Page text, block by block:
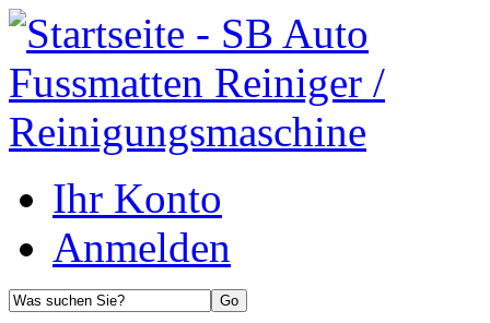
Ihr Konto
Anmelden